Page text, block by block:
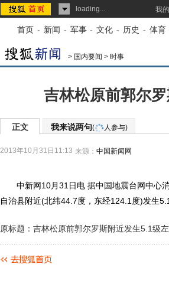
loading... 我
首页 - 新闻 - 军事 - 文化 - 历史 - 体育
> 国内要闻 > 时事
吉林松原前郭尔
正文 我来说两句( 人参与)
2013年10月31日11:13 来源： 中国新闻网
中新网10月31日电 据中国地震台网中心消
自治县附近(北纬44.7度，东经124.1度)发生
原标题：吉林松原前郭尔罗斯附近发生5.1级